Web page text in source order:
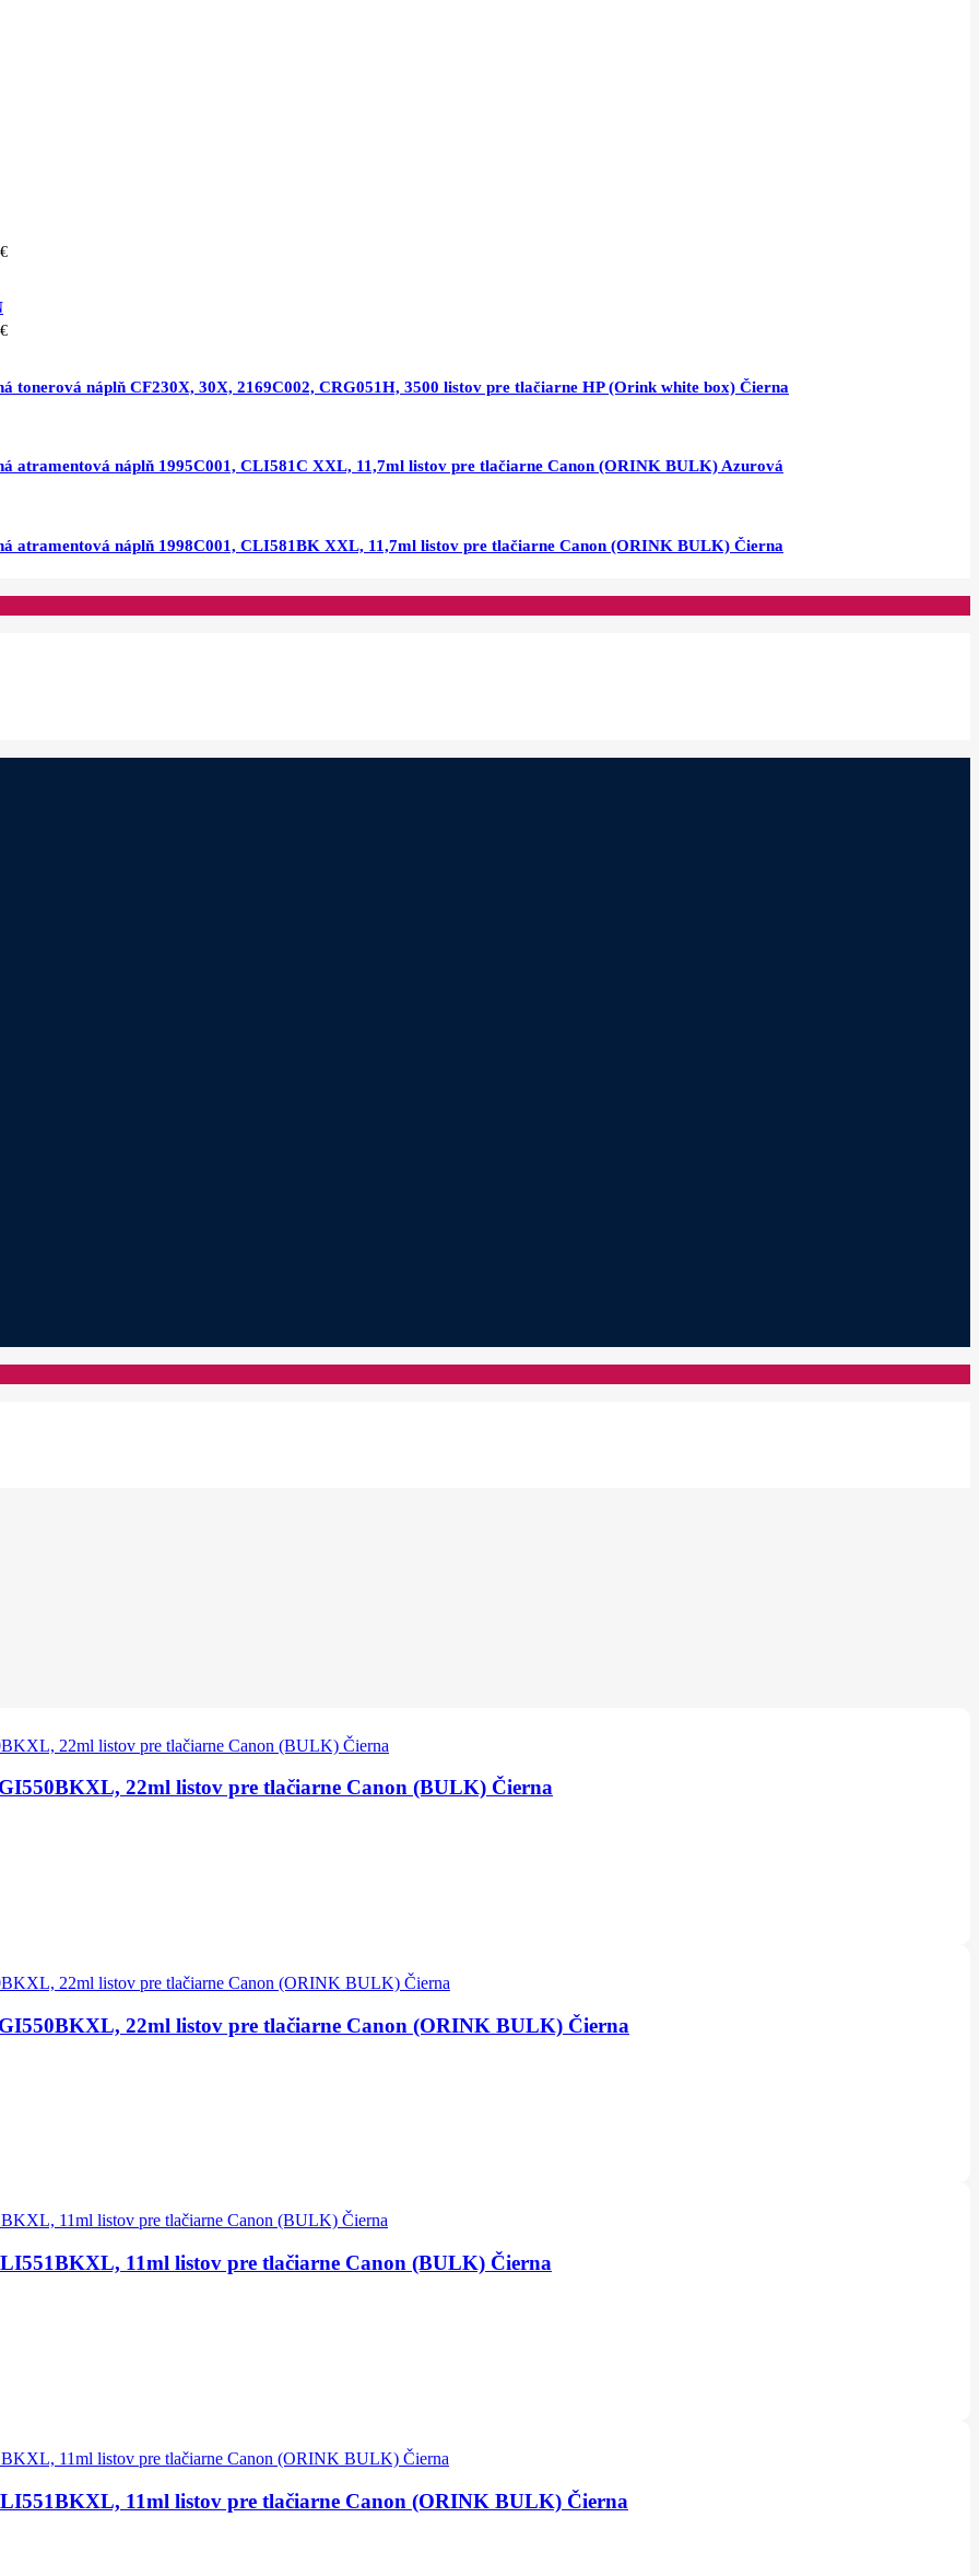
€
€
tonerová náplň CF230X, 30X, 2169C002, CRG051H, 3500 listov pre tlačiarne HP (Orink white box) Čierna
atramentová náplň 1995C001, CLI581C XXL, 11,7ml listov pre tlačiarne Canon (ORINK BULK) Azurová
atramentová náplň 1998C001, CLI581BK XXL, 11,7ml listov pre tlačiarne Canon (ORINK BULK) Čierna
22ml listov pre tlačiarne Canon (BULK) Čierna
22ml listov pre tlačiarne Canon (ORINK BULK) Čierna
11ml listov pre tlačiarne Canon (BULK) Čierna
11ml listov pre tlačiarne Canon (ORINK BULK) Čierna